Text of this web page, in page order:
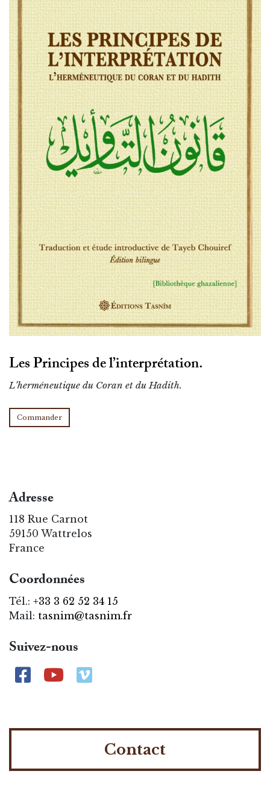
Les Principes de l’interprétation.
L’herméneutique du Coran et du Hadith.
Commander
Adresse
118 Rue Carnot
59150 Wattrelos
France
Coordonnées
Tél.: +33 3 62 52 34 15
Mail: tasnim@tasnim.fr
Suivez-nous
Contact